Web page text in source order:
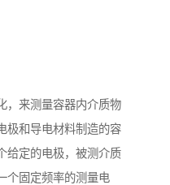
，来测量容器内介质物
极和导电材料制造的容
给定的电极，被测介质
个固定频率的测量电